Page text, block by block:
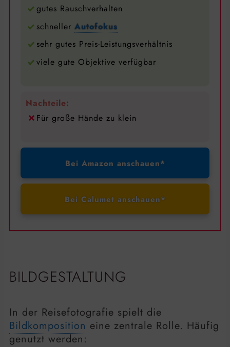
gutes Rauschverhalten
schneller Autofokus
sehr gutes Preis-Leistungsverhältnis
viele gute Objektive verfügbar
Nachteile:
Für große Hände zu klein
Bei Amazon anschauen*
Bei Calumet anschauen*
BILDGESTALTUNG
In der Reisefotografie spielt die
Bildkomposition eine zentrale Rolle. Häufig
genutzt werden: